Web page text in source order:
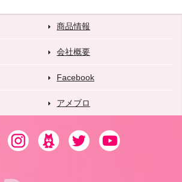
商品情報
会社概要
Facebook
アメブロ